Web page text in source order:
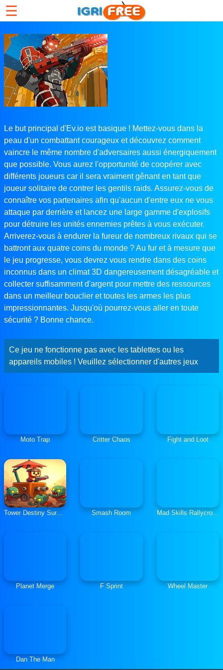
☰
Le but principal d'Ev.io est basique ! Mettez-vous dans la
peau d'un combattant courageux et découvrez comment
vaincre le même nombre d'adversaires aussi énergiquement
que possible. Vous aurez l'opportunité de coopérer avec
différents joueurs car il sera vraiment gênant en tant que
joueur solitaire de contrer les gentils raids. Assurez-vous de
connaître vos partenaires afin qu'aucun d'entre eux ne vous
attaque par derrière et lancez une large gamme d'explosifs
pour détruire les unités ennemies prêtes à vous exécuter.
Arriverez-vous à endurer la fureur de nombreux rivaux qui se
battront aux quatre coins du monde ? Au fur et à mesure que
le jeu progresse, vous devrez vous rendre dans des coins
inconnus dans un climat 3D dangereusement désagréable et
collecter suffisamment d'argent pour mettre des ressources
dans un meilleur bouclier et toutes les armes les plus
impressionnantes. Jusqu'où pourrez-vous aller en toute
sécurité ? Bonne chance.
Ce jeu ne fonctionne pas avec les tablettes ou les
appareils mobiles ! Veuillez sélectionner d'autres jeux
Moto Trap Critter Chaos Fight and Loot
Tower Destiny Survive Smash Room Mad Skills Rallycross
Planet Merge F Sprint Wheel Master
Dan The Man